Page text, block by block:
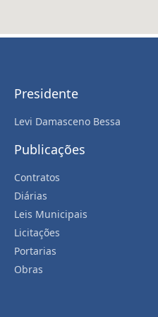
Presidente
Levi Damasceno Bessa
Publicações
Contratos
Diárias
Leis Municipais
Licitações
Portarias
Obras